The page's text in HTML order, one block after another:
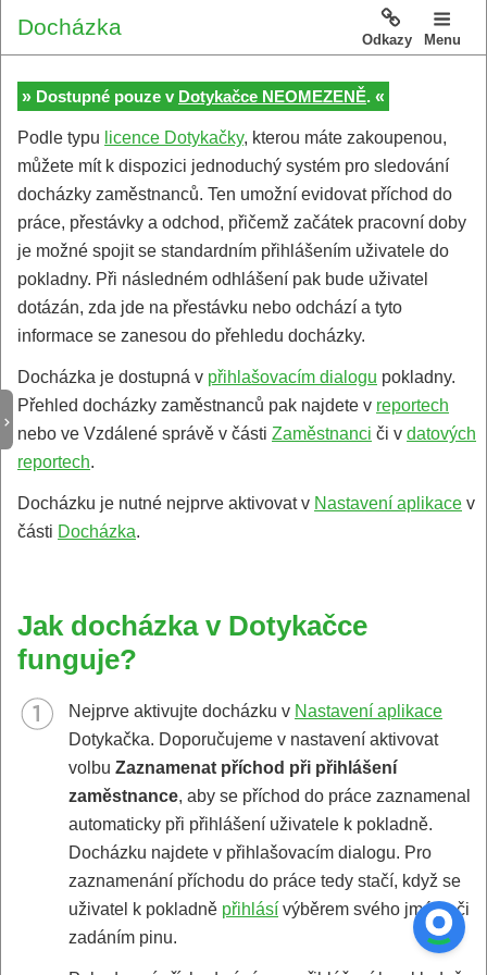
Docházka
Odkazy Menu
» Dostupné pouze v Dotykačce NEOMEZENĚ.«
Podle typu licence Dotykačky, kterou máte zakoupenou,
můžete mít k dispozici jednoduchý systém pro sledování
docházky zaměstnanců. Ten umožní evidovat příchod do
práce, přestávky a odchod, přičemž začátek pracovní doby
je možné spojit se standardním přihlášením uživatele do
pokladny. Při následném odhlášení pak bude uživatel
dotázán, zda jde na přestávku nebo odchází a tyto
informace se zanesou do přehledu docházky.
Docházka je dostupná v přihlašovacím dialogu pokladny.
Přehled docházky zaměstnanců pak najdete v reportech
nebo ve Vzdálené správě v částiZaměstnanci či vdatových
reportech.
Docházku je nutné nejprve aktivovat v Nastavení aplikace v
části Docházka.
Jak docházka v Dotykačce
funguje?
Nejprve aktivujte docházku v Nastavení aplikace
Dotykačka. Doporučujeme v nastavení aktivovat
volbuZaznamenat příchod při přihlášení
zaměstnance, aby se příchod do práce zaznamenal
automaticky při přihlášení uživatele k pokladně.
Docházku najdete v přihlašovacím dialogu. Pro
zaznamenání příchodu do práce tedy stačí, když se
uživatel k pokladně přihlásí výběrem svého jména či
zadáním pinu.